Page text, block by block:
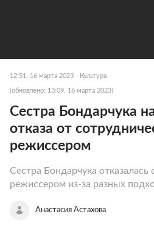
12:51, 16 марта 2023 Культура
(обновлено: 13:09, 16 марта 2023)
Сестра Бондарчука
отказа от
режиссером
Сестра Бондарчука отказалась
режиссером из-за разных
Анастасия Астахова